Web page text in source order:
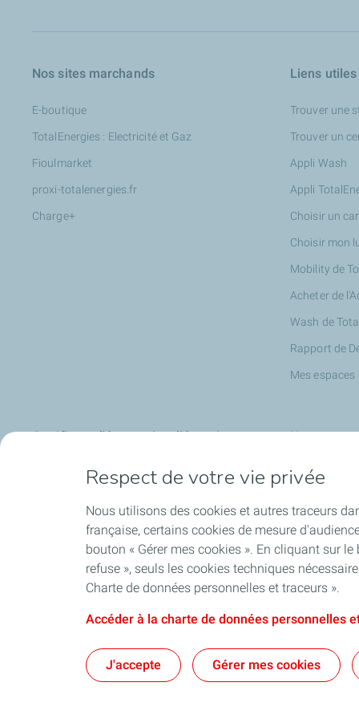
Nos sites marchands
E-boutique
TotalEnergies : Electricité et Gaz
Fioulmarket
proxi-totalenergies.fr
Charge+
Liens utiles
Trouver une
Trouver un
Appli Wash
Appli
Choisir un
Choisir mon
Mobility de
Acheter de
Wash de
Rapport de
Mes espaces
Certificats d'économies d'énergie
Expertise Rénovation
Les CEE avec TotalEnergies
Nos
JustBip
Conditions Générales d’Utilisation Conditions
Respect de votre vie privée
Nous utilisons des cookies et autres traceurs
française, certains cookies de mesure
bouton « Gérer mes cookies ». En cliquant sur
refuse », seuls les cookies techniques
Charte de données personnelles et traceurs ».
Accéder à la charte de données personnelles
J'accepte Gérer mes cookies